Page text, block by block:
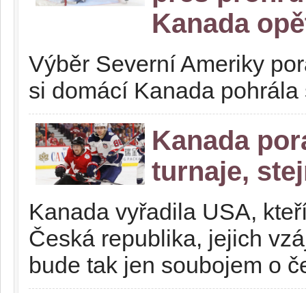
Kanada
Výběr Severní Ameriky
si domácí Kanada
Kanada
turnaje,
Kanada vyřadila USA,
Česká republika, jejich
bude tak jen soubojem o